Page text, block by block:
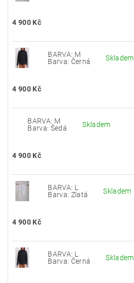
4 900 Kč
BARVA: M
Barva: Černá
Skladem
4 900 Kč
BARVA: M
Barva: Šedá
Skladem
4 900 Kč
BARVA: L
Barva: Zlatá
Skladem
4 900 Kč
BARVA: L
Barva: Černá
Skladem